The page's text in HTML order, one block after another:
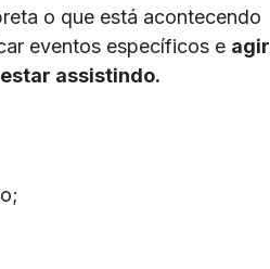
o que está acontecendo
eventos específicos e agir
assistindo.